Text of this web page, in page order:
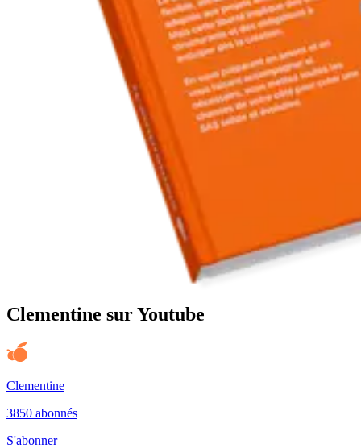
Clementine sur Youtube
Clementine
3850 abonnés
S'abonner